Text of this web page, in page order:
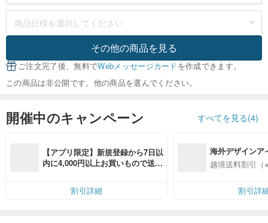
その他の商品を見る
ご注文完了後、無料でWebメッセージカードを作成できます。
この商品は非公開です。他の商品を選んでください。
開催中のキャンペーン すべてを見る(4)
【アプリ限定】新規登録から7日以
内に4,000円以上お買いもので送料
割引詳細
海外デザインア
入
越境送料割引（
割引詳